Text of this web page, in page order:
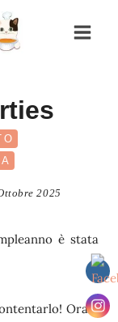
2025
è stata
Ora a